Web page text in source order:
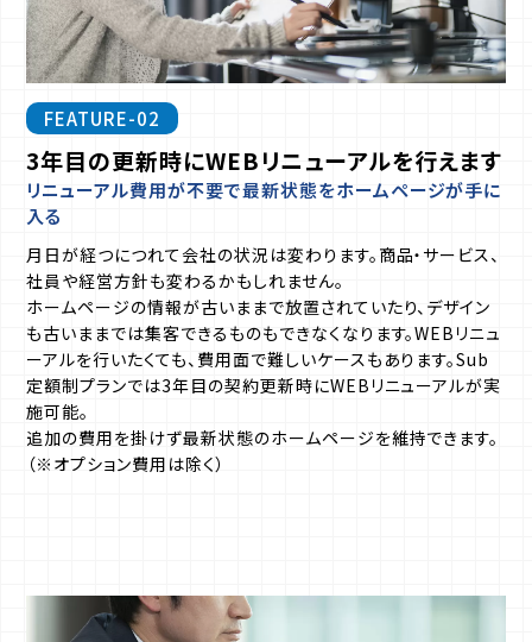
FEATURE-02
3年目の更新時にWEBリニューアルを行えます
リニューアル費用が不要で最新状態をホームページが手に
入る
月日が経つにつれて会社の状況は変わります。商品・サービス、
社員や経営方針も変わるかもしれません。
ホームページの情報が古いままで放置されていたり、デザイン
も古いままでは集客できるものもできなくなります。WEBリニュ
ーアルを行いたくても、費用面で難しいケースもあります。Sub
定額制プランでは3年目の契約更新時にWEBリニューアルが実
施可能。
追加の費用を掛けず最新状態のホームページを維持できます。
（※オプション費用は除く）